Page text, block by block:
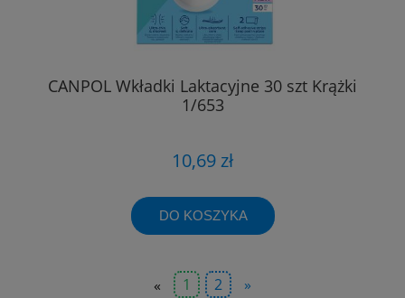
CANPOL Wkładki Laktacyjne 30 szt Krążki
1/653
10,69 zł
DO KOSZYKA
« 1 2 »